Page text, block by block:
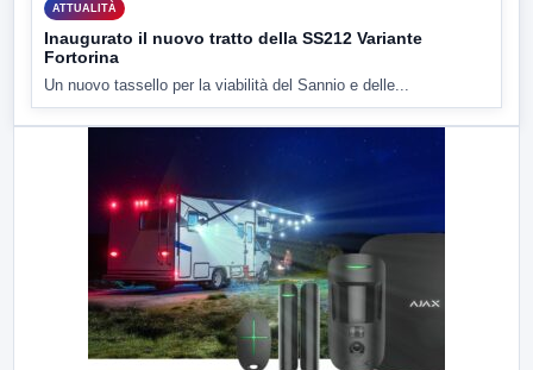
ATTUALITÀ
Inaugurato il nuovo tratto della SS212 Variante
Fortorina
Un nuovo tassello per la viabilità del Sannio e delle...